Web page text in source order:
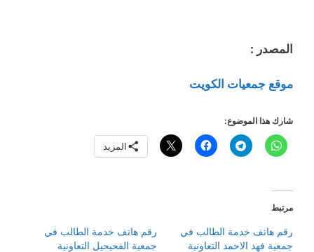
المصدر :
موقع جمعيات الكويت
شارك هذا الموضوع:
المزيد
مرتبط
رقم هاتف خدمة الطالب في
جمعية فهد الاحمد التعاونية
رقم هاتف خدمة الطالب في
جمعية الفحيحيل التعاونية